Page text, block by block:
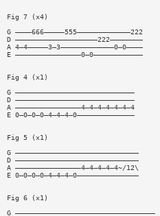
Fig 7 (x4)
G ————666—————555—————————————222
D ————————————————————222————————
A 4—4—————3—3—————————————0—0————
E ————————————————0—0————————————
Fig 4 (x1)
G —————————————————————————————
D —————————————————————————————
A ————————————————4—4—4—4—4—4—4
E 0—0—0—0—4—4—4—0——————————————
Fig 5 (x1)
G ——————————————————————————————
D ——————————————————————————————
A ————————————————4—4—4—4—4~/12\
E 0—0—0—0—4—4—4—0———————————————
Fig 6 (x1)
G ——————————————————————————————————